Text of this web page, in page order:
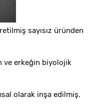
sayısız üründen
ve erkeğin biyolojik
olarak inşa edilmiş,